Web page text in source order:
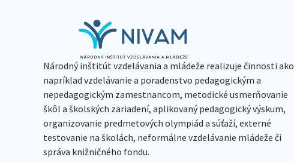
Národný inštitút vzdelávania a mládeže realizuje činnosti ako
napríklad vzdelávanie a poradenstvo pedagogickým a
nepedagogickým zamestnancom, metodické usmerňovanie
škôl a školských zariadení, aplikovaný pedagogický výskum,
organizovanie predmetových olympiád a súťaží, externé
testovanie na školách, neformálne vzdelávanie mládeže či
správa knižničného fondu.